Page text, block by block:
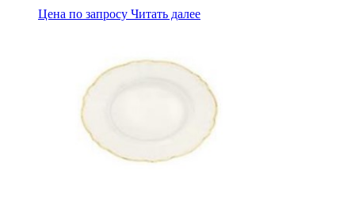
Цена по запросу Читать далее